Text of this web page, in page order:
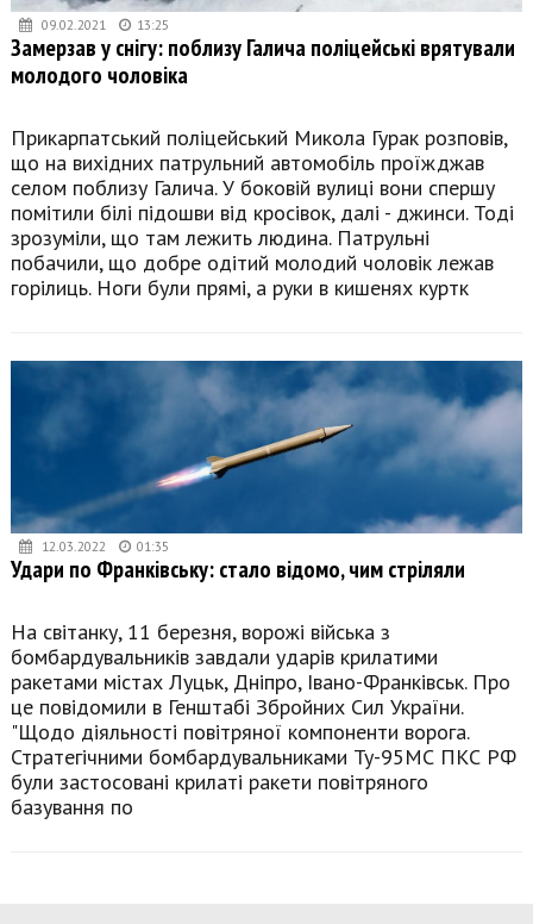
09.02.2021 13:25
Замерзав у снігу: поблизу Галича поліцейські врятували
молодого чоловіка
Прикарпатський поліцейський Микола Гурак розповів,
що на вихідних патрульний автомобіль проїжджав
селом поблизу Галича. У боковій вулиці вони спершу
помітили білі підошви від кросівок, далі - джинси. Тоді
зрозуміли, що там лежить людина. Патрульні
побачили, що добре одітий молодий чоловік лежав
горілиць. Ноги були прямі, а руки в кишенях куртк
12.03.2022 01:35
Удари по Франківську: стало відомо, чим стріляли
На світанку, 11 березня, ворожі війська з
бомбардувальників завдали ударів крилатими
ракетами містах Луцьк, Дніпро, Івано-Франківськ. Про
це повідомили в Генштабі Збройних Сил України.
"Щодо діяльності повітряної компоненти ворога.
Стратегічними бомбардувальниками Ту-95МС ПКС РФ
були застосовані крилаті ракети повітряного
базування по